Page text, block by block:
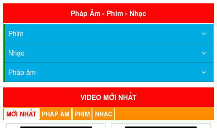
Pháp Âm - Phim - Nhạc
Phim
Nhạc
Pháp âm
VIDEO MỚI NHẤT
MỚI NHẤT PHÁP ÂM PHIM NHẠC